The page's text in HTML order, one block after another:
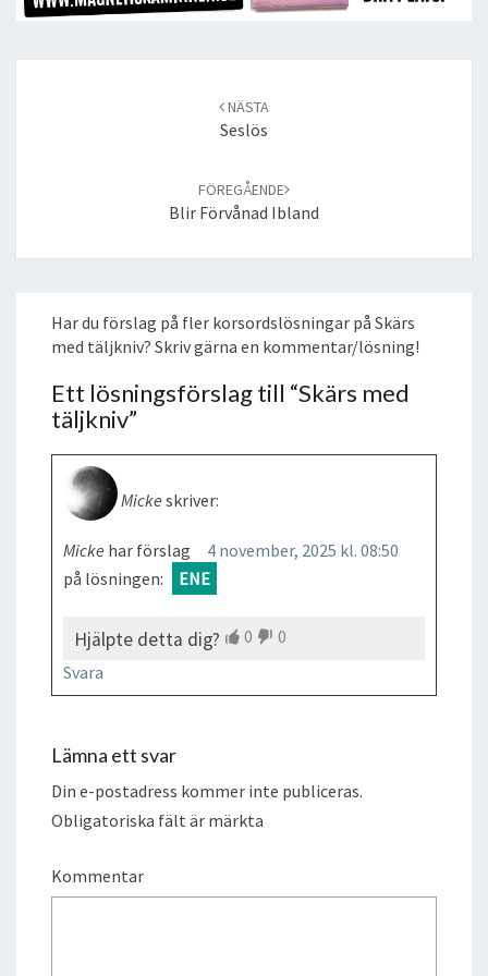
NÄSTA
Seslös
FÖREGÅENDE
Blir Förvånad Ibland
Har du förslag på fler korsordslösningar på Skärs
med täljkniv? Skriv gärna en kommentar/lösning!
Ett lösningsförslag till “Skärs med
täljkniv”
Micke skriver:
4 november, 2025 kl. 08:50
Micke har förslag
på lösningen:
ENE
Hjälpte detta dig? 0
0
Svara
Lämna ett svar
Din e-postadress kommer inte publiceras.
Obligatoriska fält är märkta
Kommentar